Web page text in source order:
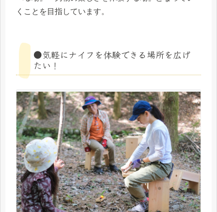
くことを目指しています。
●気軽にナイフを体験できる場所を広げ
たい！